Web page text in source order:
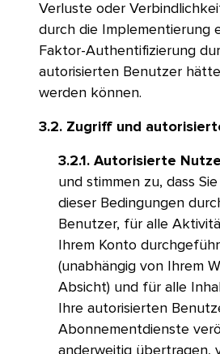
Verluste oder
durch die Implementierung
Faktor-Authentifizierung
autorisierten Benutzer
werden können.​​
3.2. Zugriff und
3.2.1. Autorisierte
und stimmen zu, dass
dieser Bedingungen
Benutzer, für alle
Ihrem Konto
(unabhängig von Ihrem
Absicht) und für alle
Ihre autorisierten
Abonnementdienste
anderweitig übertragen,